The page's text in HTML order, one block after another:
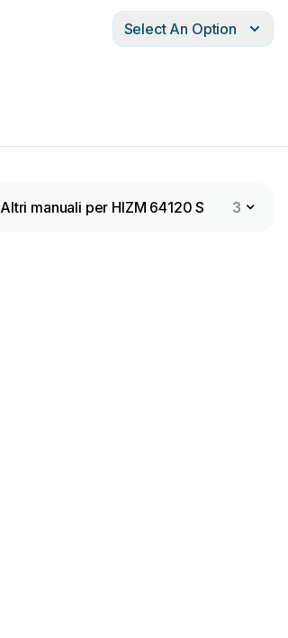
Select An Option
Altri manuali per HIZM 64120 S 3